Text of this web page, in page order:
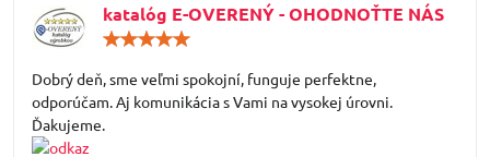
katalóg E-OVERENÝ - OHODNOŤTE NÁS
5
Dobrý deň, sme veľmi spokojní, funguje perfektne,
odporúčam. Aj komunikácia s Vami na vysokej úrovni.
Ďakujeme.